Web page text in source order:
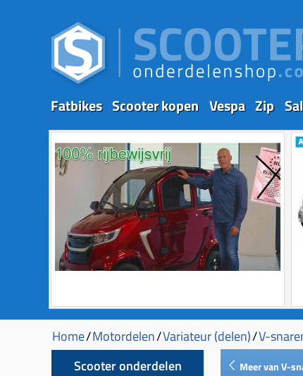
Fatbikes Scooter kopen Vespa Zip
Home/Motordelen/Variateur (delen)/V-
Scooter onderdelen
Meer van V-